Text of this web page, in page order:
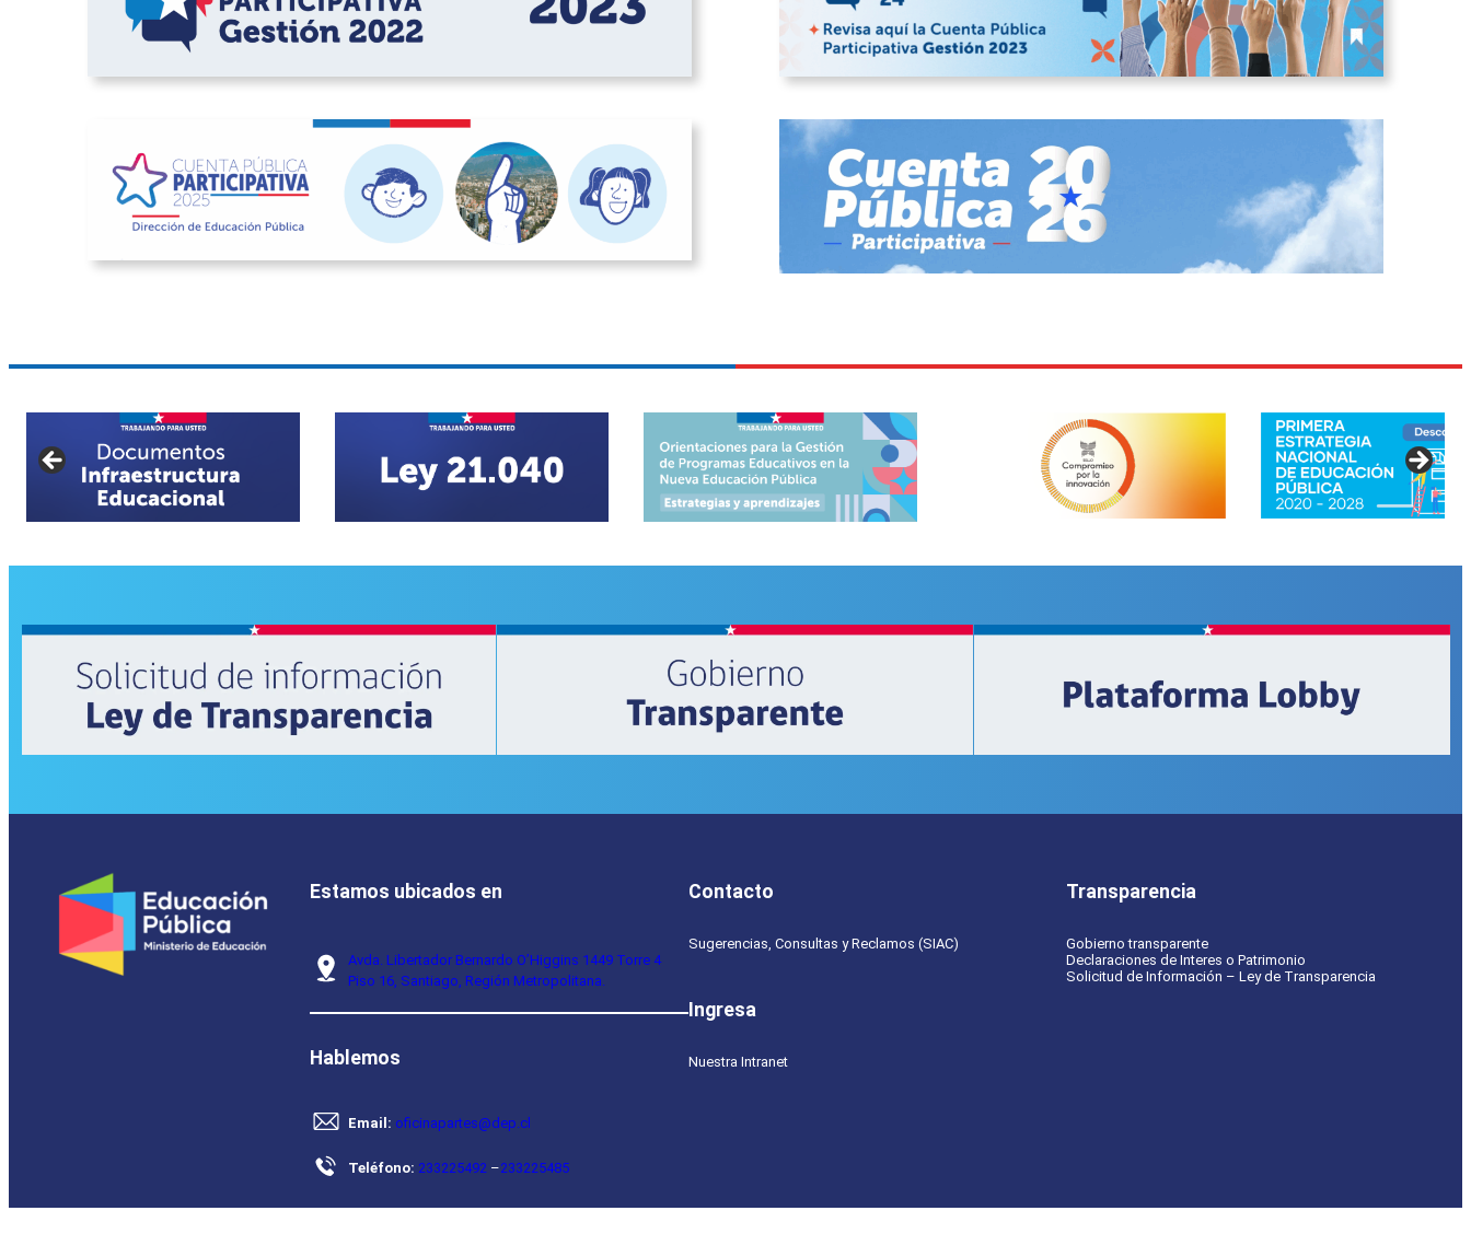
Estamos ubicados en
Avda. Libertador Bernardo O’Higgins 1449 Torre 4
Piso 16, Santiago, Región Metropolitana.
Hablemos
Email: oficinapartes@dep.cl
Teléfono: 233225492 –233225485
Contacto
Sugerencias, Consultas y Reclamos (SIAC)
Ingresa
Nuestra Intranet
Transparencia
Gobierno transparente
Declaraciones de Interes o Patrimonio
Solicitud de Información – Ley de Transparencia